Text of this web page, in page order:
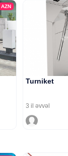
AZN
Turniket
3 il əvvəl